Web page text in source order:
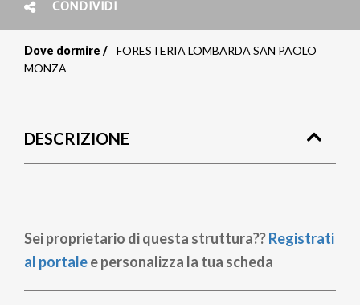
CONDIVIDI
Briciole
pane
Dove dormire
FORESTERIA LOMBARDA SAN PAOLO
MONZA
DESCRIZIONE
Sei proprietario di questa struttura??Registrati
al portalee personalizza la tua scheda